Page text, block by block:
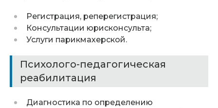
Регистрация, реперегистрация;
Консультации юрисконсульта;
Услуги парикмахерской.
Психолого-педагогическая
реабилитация
Диагностика по определению